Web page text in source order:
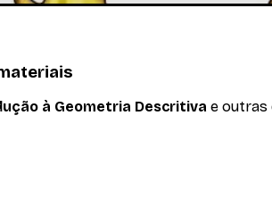
à Geometria Descritiva e outras